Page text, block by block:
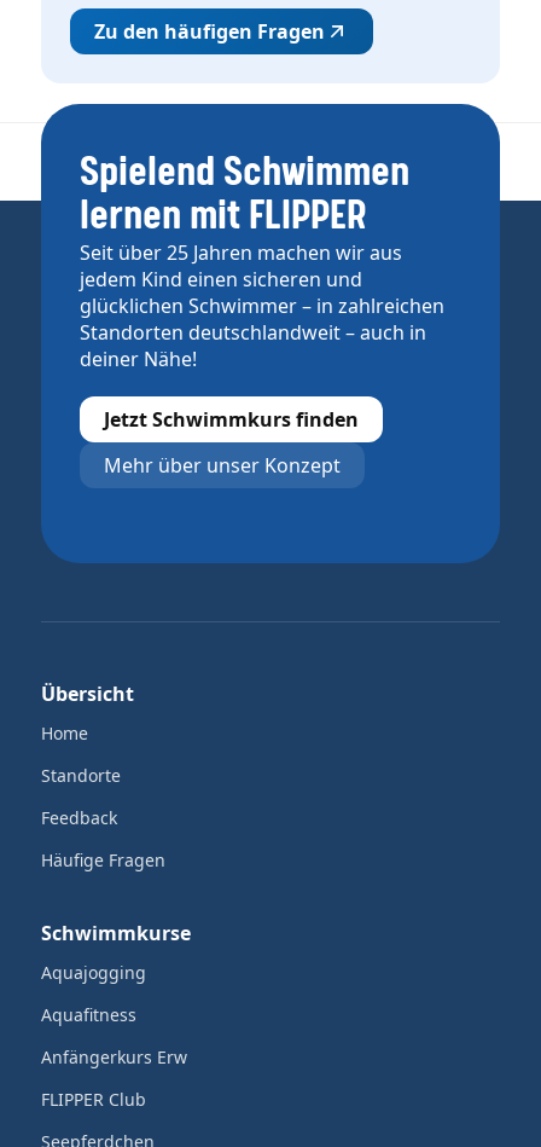
Zu den häufigen Fragen
Spielend Schwimmen
lernen mit FLIPPER
Seit über 25 Jahren machen wir aus
jedem Kind einen sicheren und
glücklichen Schwimmer – in zahlreichen
Standorten deutschlandweit – auch in
deiner Nähe!
Jetzt Schwimmkurs finden
Mehr über unser Konzept
Übersicht
Home
Standorte
Feedback
Häufige Fragen
Schwimmkurse
Aquajogging
Aquafitness
Anfängerkurs Erw
FLIPPER Club
Seepferdchen